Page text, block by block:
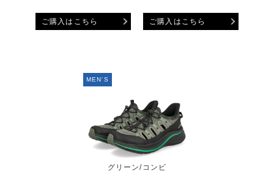
ご購入はこちら ご購入はこちら
MEN'S
グリーン/コンビ